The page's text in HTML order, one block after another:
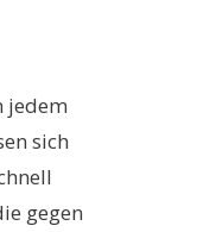
jedem
sich
gegen